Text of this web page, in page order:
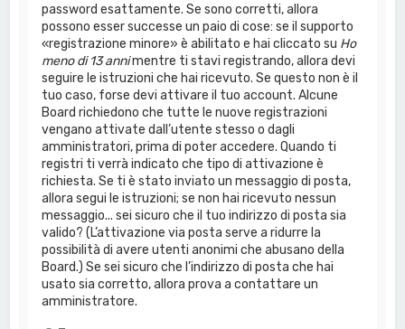
password esattamente. Se sono corretti, allora
possono esser successe un paio di cose: se il supporto
«registrazione minore» è abilitato e hai cliccato su Ho
meno di 13 annimentre ti stavi registrando, allora devi
seguire le istruzioni che hai ricevuto. Se questo non è il
tuo caso, forse devi attivare il tuo account. Alcune
Board richiedono che tutte le nuove registrazioni
vengano attivate dall’utente stesso o dagli
amministratori, prima di poter accedere. Quando ti
registri ti verrà indicato che tipo di attivazione è
richiesta. Se ti è stato inviato un messaggio di posta,
allora segui le istruzioni; se non hai ricevuto nessun
messaggio... sei sicuro che il tuo indirizzo di posta sia
valido? (L’attivazione via posta serve a ridurre la
possibilità di avere utenti anonimi che abusano della
Board.) Se sei sicuro che l’indirizzo di posta che hai
usato sia corretto, allora prova a contattare un
amministratore.